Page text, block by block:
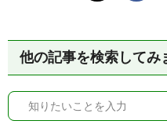
他の記事を検索してみ